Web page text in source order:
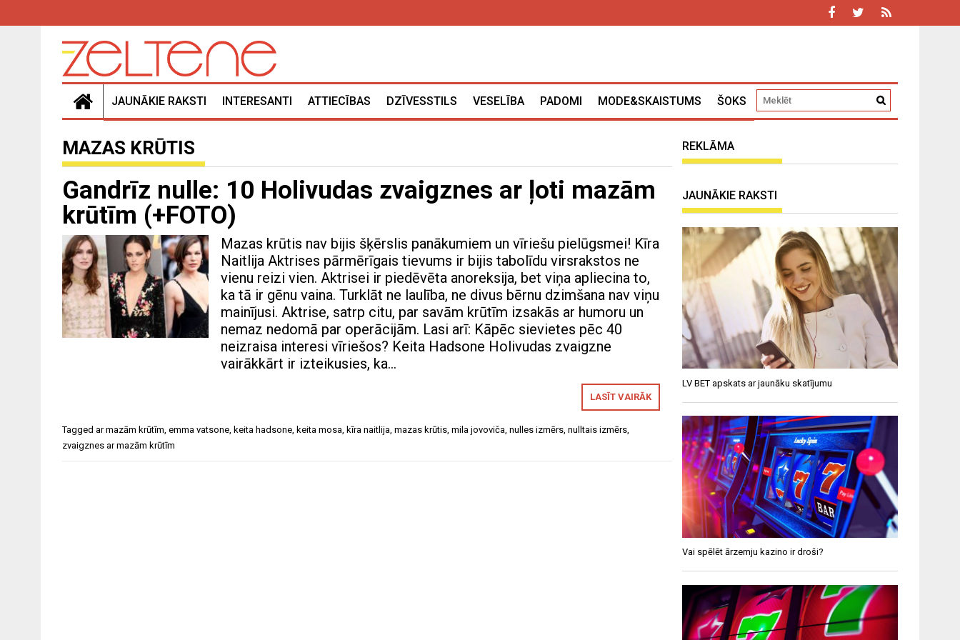
JAUNĀKIE RAKSTI INTERESANTI ATTIECĪBAS DZĪVESSTILS VESELĪBA PADOMI MODE&SKAISTUMS ŠOKS
MAZAS KRŪTIS
Gandrīz nulle: 10 Holivudas zvaigznes ar ļoti mazām
krūtīm (+FOTO)
Mazas krūtis nav bijis šķērslis panākumiem un vīriešu pielūgsmei! Kīra
Naitlija Aktrises pārmērīgais tievums ir bijis tabolīdu virsrakstos ne
vienu reizi vien. Aktrisei ir piedēvēta anoreksija, bet viņa apliecina to,
ka tā ir gēnu vaina. Turklāt ne laulība, ne divus bērnu dzimšana nav viņu
mainījusi. Aktrise, satrp citu, par savām krūtīm izsakās ar humoru un
nemaz nedomā par operācijām. Lasi arī: Kāpēc sievietes pēc 40
neizraisa interesi vīriešos? Keita Hadsone Holivudas zvaigzne
vairākkārt ir izteikusies, ka…
LASĪT VAIRĀK
Tagged ar mazām krūtīm, emma vatsone, keita hadsone, keita mosa, kīra naitlija, mazas krūtis, mila jovoviča, nulles izmērs, nulltais izmērs,
zvaigznes ar mazām krūtīm
REKLĀMA
JAUNĀKIE RAKSTI
LV BET apskats ar jaunāku skatījumu
Vai spēlēt ārzemju kazino ir droši?